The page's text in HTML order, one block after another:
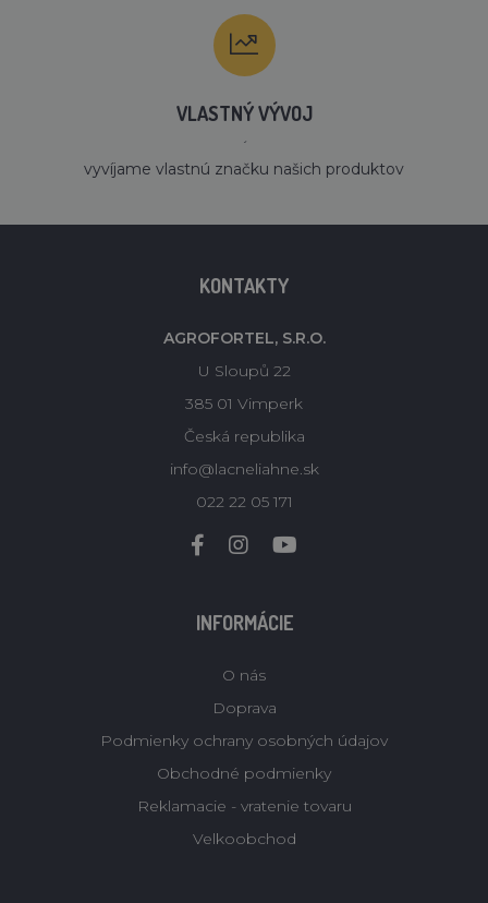
VLASTNÝ VÝVOJ
´
vyvíjame vlastnú značku našich produktov
KONTAKTY
AGROFORTEL, S.R.O.
U Sloupů 22
385 01 Vimperk
Česká republika
info@lacneliahne.sk
022 22 05 171
INFORMÁCIE
O nás
Doprava
Podmienky ochrany osobných údajov
Obchodné podmienky
Reklamacie - vratenie tovaru
Velkoobchod